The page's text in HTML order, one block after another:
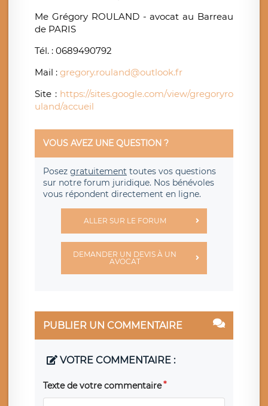
Me Grégory ROULAND - avocat au Barreau
de PARIS
Tél. : 0689490792
Mail : gregory.rouland@outlook.fr
Site : https://sites.google.com/view/gregoryro
uland/accueil
VOUS AVEZ UNE QUESTION ?
Posez gratuitement toutes vos questions
sur notre forum juridique. Nos bénévoles
vous répondent directement en ligne.
ALLER SUR LE FORUM
DEMANDER UN DEVIS À UN
AVOCAT
PUBLIER UN COMMENTAIRE
VOTRE COMMENTAIRE :
Texte de votre commentaire